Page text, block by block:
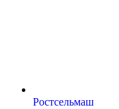
Ростсельмаш